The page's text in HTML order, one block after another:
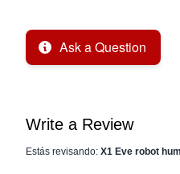
Ask a Question
Write a Review
Estás revisando: X1 Eve robot